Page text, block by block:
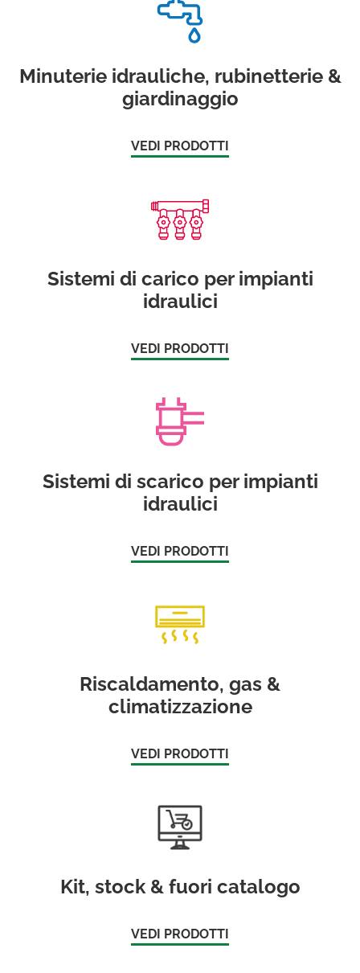
Minuterie idrauliche, rubinetterie &
giardinaggio
VEDI PRODOTTI
Sistemi di carico per impianti
idraulici
VEDI PRODOTTI
Sistemi di scarico per impianti
idraulici
VEDI PRODOTTI
Riscaldamento, gas &
climatizzazione
VEDI PRODOTTI
Kit, stock & fuori catalogo
VEDI PRODOTTI